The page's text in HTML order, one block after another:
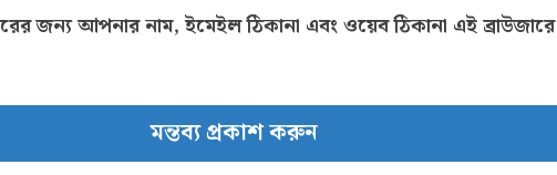
জন্য আপনার নাম, ইমেইল ঠিকানা এবং ওয়েব ঠিকানা এই ব্রাউজারে